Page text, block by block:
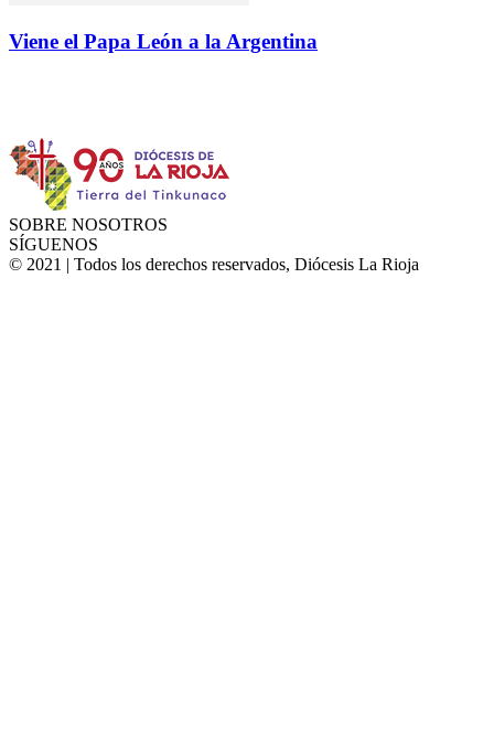
Viene el Papa León a la Argentina
SOBRE NOSOTROS
SÍGUENOS
© 2021 | Todos los derechos reservados, Diócesis La Rioja